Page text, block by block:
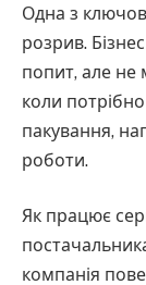
Одна з
розрив.
попит, але не
коли
пакування,
роботи.
Як працює
компанія